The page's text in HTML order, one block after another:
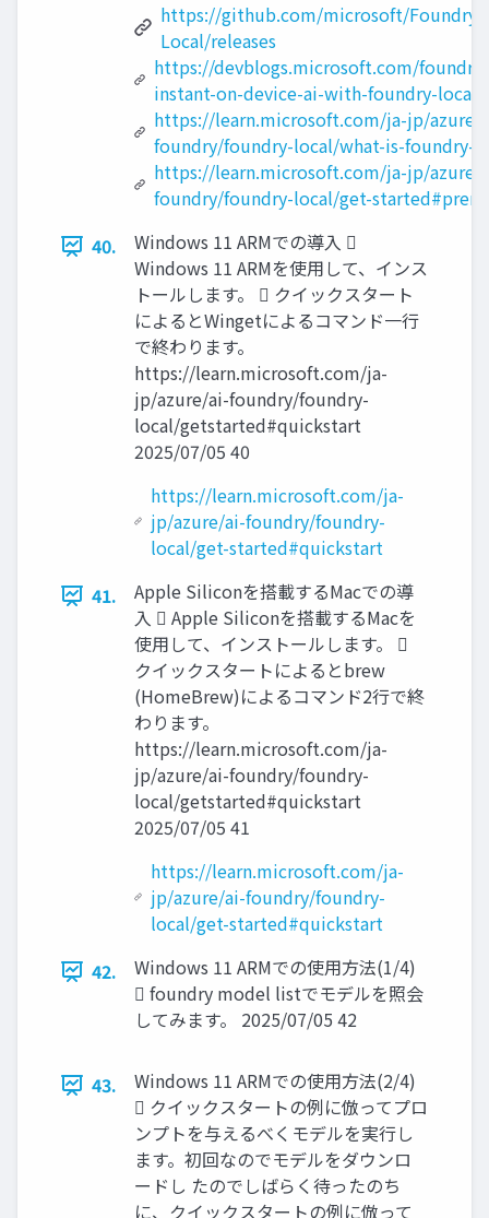
https://github.com/microsoft/Foundry-
Local/releases
https://devblogs.microsoft.com/
instant-on-device-ai-with-foundry-local/
https://learn.microsoft.com/ja-jp/azure/
foundry/foundry-local/what-is-foundry-
https://learn.microsoft.com/ja-jp/azure/
foundry/foundry-local/get-
40.
Windows 11 ARMでの導入 
Windows 11 ARMを使用して、インス
トールします。  クイックスタート
によるとWingetによるコマンド一行
で終わります。
https://learn.microsoft.com/ja-
jp/azure/ai-foundry/foundry-
local/getstarted#quickstart
2025/07/05 40
https://learn.microsoft.com/ja-
jp/azure/ai-foundry/foundry-
local/get-started#quickstart
41.
Apple Siliconを搭載するMacでの導
入  Apple Siliconを搭載するMacを
使用して、インストールします。 
クイックスタートによるとbrew
(HomeBrew)によるコマンド2行で終
わります。
https://learn.microsoft.com/ja-
jp/azure/ai-foundry/foundry-
local/getstarted#quickstart
2025/07/05 41
https://learn.microsoft.com/ja-
jp/azure/ai-foundry/foundry-
local/get-started#quickstart
42.
Windows 11 ARMでの使用方法(1/4)
 foundry model listでモデルを照会
してみます。 2025/07/05 42
43.
Windows 11 ARMでの使用方法(2/4)
 クイックスタートの例に倣ってプロ
ンプトを与えるべくモデルを実行し
ます。初回なのでモデルをダウンロ
ードし たのでしばらく待ったのち
に、クイックスタートの例に倣って